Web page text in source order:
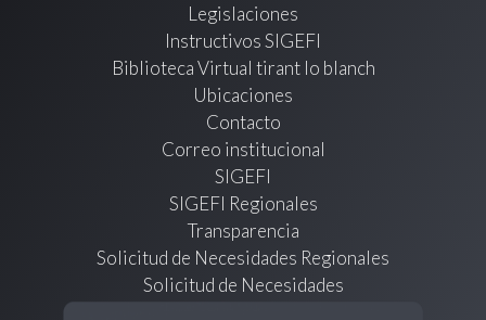
Legislaciones
Instructivos SIGEFI
Biblioteca Virtual tirant lo blanch
Ubicaciones
Contacto
Correo institucional
SIGEFI
SIGEFI Regionales
Transparencia
Solicitud de Necesidades Regionales
Solicitud de Necesidades